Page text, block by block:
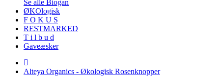
Se alle Biogan
ØKOlogisk
F O K U S
RESTMARKED
T i l b u d
Gaveæsker
Alteya Organics - Økologisk Rosenknopper